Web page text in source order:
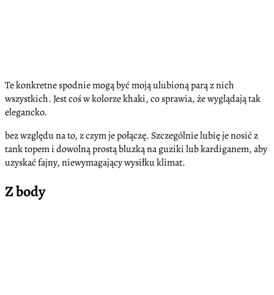
Te konkretne spodnie mogą być moją ulubioną parą z nich
wszystkich. Jest coś w kolorze khaki, co sprawia, że wyglądają tak
elegancko.
bez względu na to, z czym je połączę. Szczególnie lubię je nosić z
tank topem i dowolną prostą bluzką na guziki lub kardiganem, aby
uzyskać fajny, niewymagający wysiłku klimat.
Z body